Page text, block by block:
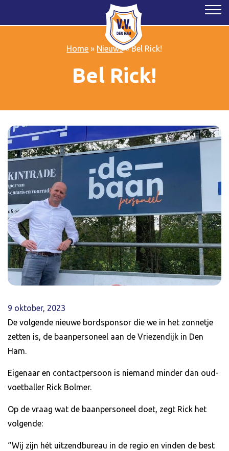
Home » Nieuws»Bel Rick!
Bel Rick!
9 oktober, 2023
De volgende nieuwe bordsponsor die we in het zonnetje
zetten is, de baanpersoneel aan de Vriezendijk in Den
Ham.
Eigenaar en contactpersoon is niemand minder dan oud-
voetballer Rick Bolmer.
Op de vraag wat de baanpersoneel doet, zegt Rick het
volgende:
‘’Wij zijn hét uitzendbureau in de regio en vinden de best